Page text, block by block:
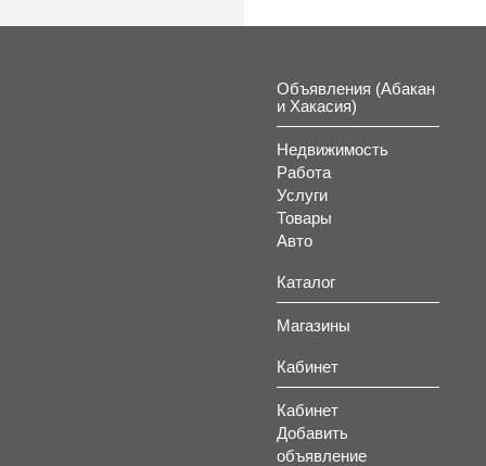
Объявления (Абакан
и Хакасия)
Недвижимость
Работа
Услуги
Товары
Авто
Каталог
Магазины
Кабинет
Кабинет
Добавить
объявление